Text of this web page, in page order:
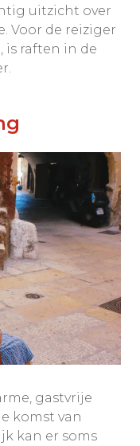
uitzicht over
Voor de reiziger
is raften in de
gastvrije
komst van
kan er soms